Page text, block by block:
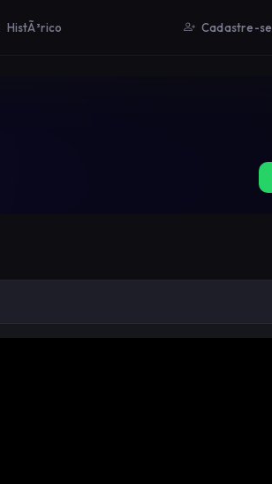
HistÃ³rico Cadastre-se